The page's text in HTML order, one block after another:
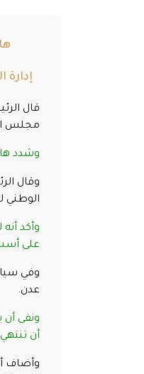
إدارة
قال
مجلس
وشدد
وقال
الوطني
وأكد
على
وفي
عدن.
ونفى أن
أن
وأضاف